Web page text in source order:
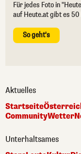
Für jedes Foto in
auf Heute.at gibt es 50
So geht's
Aktuelles
Startseite
CommunityWetter
Unterhaltsames